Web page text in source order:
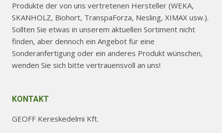
Produkte der von uns vertretenen Hersteller (WEKA,
SKANHOLZ, Biohort, TranspaForza, Nesling, XIMAX usw.).
Sollten Sie etwas in unserem aktuellen Sortiment nicht
finden, aber dennoch ein Angebot für eine
Sonderanfertigung oder ein anderes Produkt wünschen,
wenden Sie sich bitte vertrauensvoll an uns!
KONTAKT
GEOFF Kereskedelmi Kft.